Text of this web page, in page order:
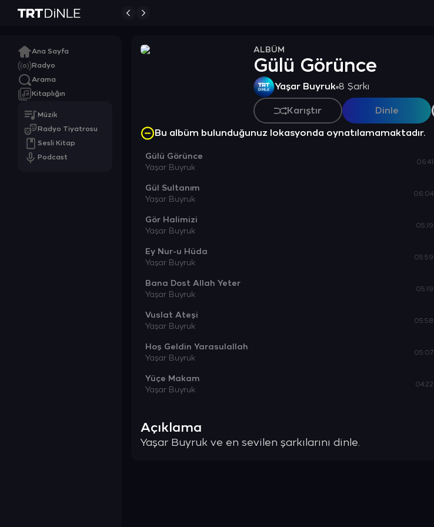
Ana Sayfa
Radyo
Arama
Kitaplığın
Müzik
Radyo Tiyatrosu
Sesli Kitap
Podcast
ALBÜM
Gülü Görünce
Yaşar Buyruk 8 Şarkı
Karıştır Dinle
Bu albüm bulunduğunuz lokasyonda oynatılamamaktadır.
Gülü Görünce
Yaşar Buyruk
06:41
Gül Sultanım
Yaşar Buyruk
06:04
Gör Halimizi
Yaşar Buyruk
05:19
Ey Nur-u Hüda
Yaşar Buyruk
05:59
Bana Dost Allah Yeter
Yaşar Buyruk
05:19
Vuslat Ateşi
Yaşar Buyruk
05:58
Hoş Geldin Yarasulallah
Yaşar Buyruk
05:07
Yüçe Makam
Yaşar Buyruk
04:22
Açıklama
Yaşar Buyruk ve en sevilen şarkılarını dinle.